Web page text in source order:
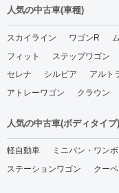
人気の中古車(車種)
スカイライン ワゴンR
フィット
ステップワゴン
セレナ
シルビア アルト
アトレーワゴン
クラウン
人気の中古車(ボディタイプ)
軽自動車 ミニバン・ワン
ステーションワゴン
クーペ